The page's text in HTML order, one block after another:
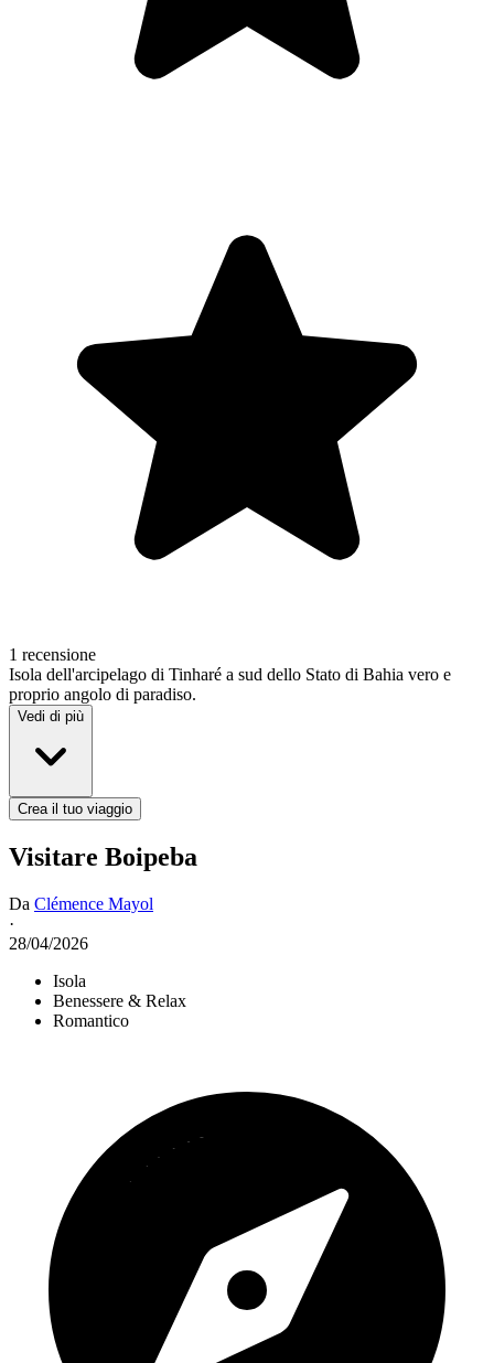
1 recensione
Isola dell'arcipelago di Tinharé a sud dello Stato di Bahia vero e
proprio angolo di paradiso.
Vedi di più
Crea il tuo viaggio
Visitare Boipeba
Da Clémence Mayol
·
28/04/2026
Isola
Benessere & Relax
Romantico